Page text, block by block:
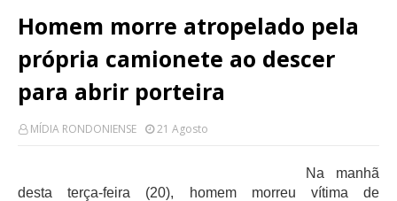
Homem morre atropelado pela
própria camionete ao descer
para abrir porteira
MÍDIA RONDONIENSE 21 Agosto
Na manhã
desta terça-feira (20), homem morreu vítima de